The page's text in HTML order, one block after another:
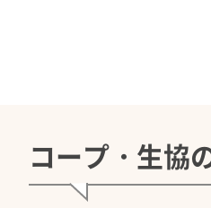
コープ・生協